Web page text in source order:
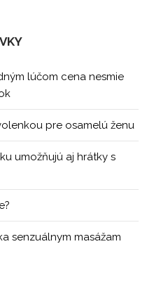
lúčom cena nesmie
pre osamelú ženu
umožňujú aj hrátky s
senzuálnym masážam